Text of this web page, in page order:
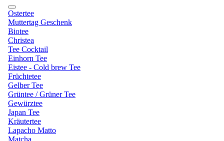
Ostertee
Muttertag Geschenk
Biotee
Christea
Tee Cocktail
Einhorn Tee
Eistee - Cold brew Tee
Früchtetee
Gelber Tee
Grüntee / Grüner Tee
Gewürztee
Japan Tee
Kräutertee
Lapacho Matto
Matcha